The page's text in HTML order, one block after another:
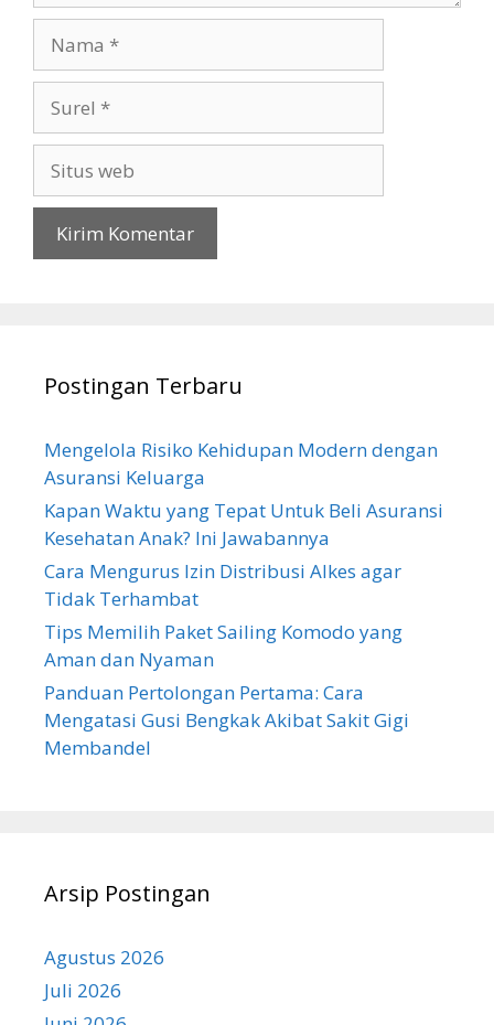
web
Postingan Terbaru
Mengelola Risiko Kehidupan Modern dengan
Asuransi Keluarga
Kapan Waktu yang Tepat Untuk Beli Asuransi
Kesehatan Anak? Ini Jawabannya
Cara Mengurus Izin Distribusi Alkes agar
Tidak Terhambat
Tips Memilih Paket Sailing Komodo yang
Aman dan Nyaman
Panduan Pertolongan Pertama: Cara
Mengatasi Gusi Bengkak Akibat Sakit Gigi
Membandel
Arsip Postingan
Agustus 2026
Juli 2026